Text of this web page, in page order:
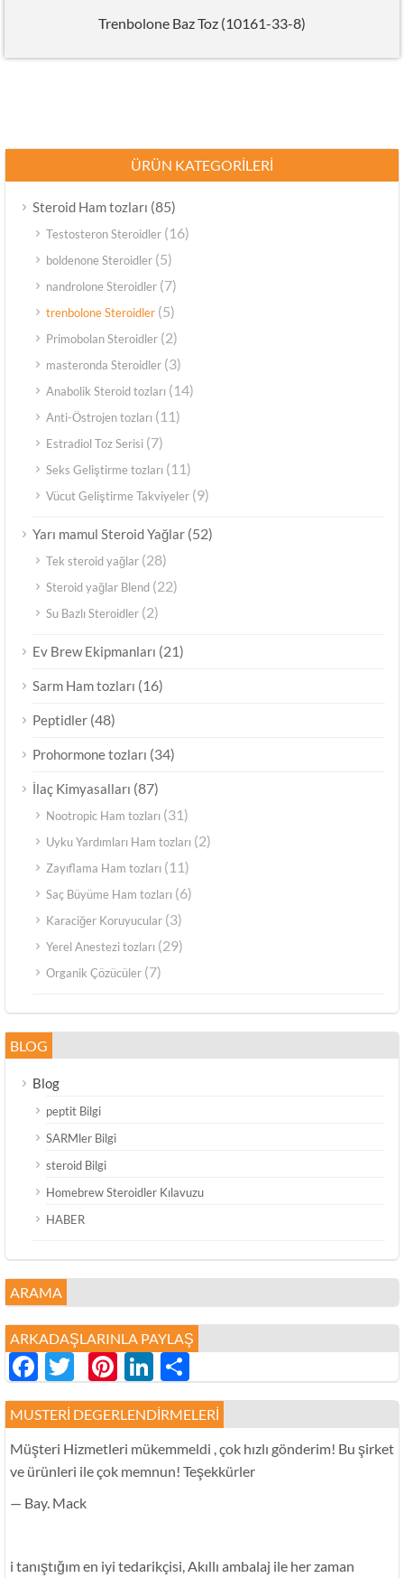
Trenbolone Baz Toz (10161-33-8)
ÜRÜN KATEGORILERI
Steroid Ham tozları (85)
Testosteron Steroidler (16)
boldenone Steroidler (5)
nandrolone Steroidler (7)
trenbolone Steroidler (5)
Primobolan Steroidler (2)
masteronda Steroidler (3)
Anabolik Steroid tozları (14)
Anti-Östrojen tozları (11)
Estradiol Toz Serisi (7)
Seks Geliştirme tozları (11)
Vücut Geliştirme Takviyeler (9)
Yarı mamul Steroid Yağlar (52)
Tek steroid yağlar (28)
Steroid yağlar Blend (22)
Su Bazlı Steroidler (2)
Ev Brew Ekipmanları (21)
Sarm Ham tozları (16)
Peptidler (48)
Prohormone tozları (34)
İlaç Kimyasalları (87)
Nootropic Ham tozları (31)
Uyku Yardımları Ham tozları (2)
Zayıflama Ham tozları (11)
Saç Büyüme Ham tozları (6)
Karaciğer Koruyucular (3)
Yerel Anestezi tozları (29)
Organik Çözücüler (7)
BLOG
Blog
peptit Bilgi
SARMler Bilgi
steroid Bilgi
Homebrew Steroidler Kılavuzu
HABER
ARAMA
ARKADAŞLARINLA ​​PAYLAŞ
Facebook
Twitter
Pinterest
LinkedIn
享
MUSTERI DEGERLENDIRMELERI
Müşteri Hizmetleri mükemmeldi , çok hızlı gönderim! Bu şirket
ve ürünleri ile çok memnun! Teşekkürler
— Bay. Mack
i tanıştığım en iyi tedarikçisi, Akıllı ambalaj ile her zaman